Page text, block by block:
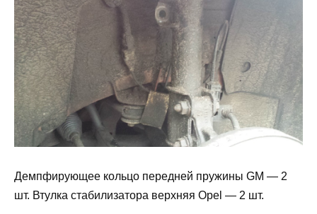
Демпфирующее кольцо передней пружины GM — 2
шт. Втулка стабилизатора верхняя Opel — 2 шт.